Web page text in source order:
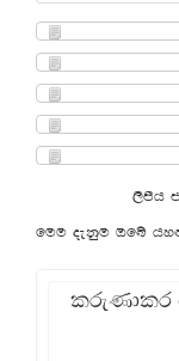
fuu oekqu Tfí
කරුණාකර